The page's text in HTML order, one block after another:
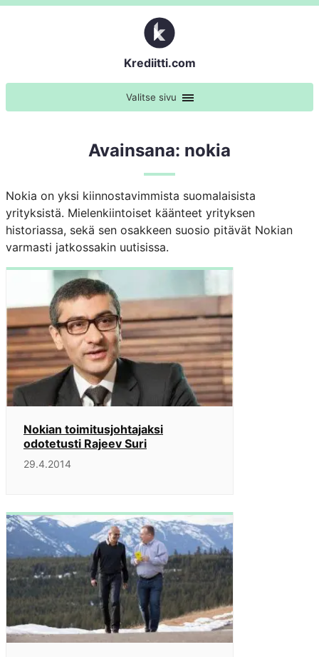
Krediitti.com
Valitse sivu
Avainsana: nokia
Nokia on yksi kiinnostavimmista suomalaisista
yrityksistä. Mielenkiintoiset käänteet yrityksen
historiassa, sekä sen osakkeen suosio pitävät Nokian
varmasti jatkossakin uutisissa.
Nokian toimitusjohtajaksi
odotetusti Rajeev Suri
29.4.2014